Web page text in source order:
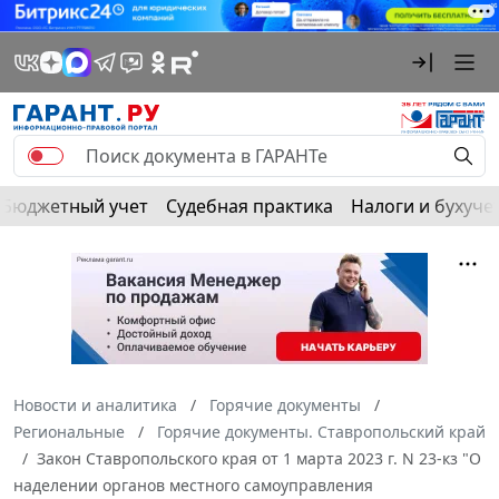
Бюджетный учет Судебная практика Налоги и
Новости и аналитика
Горячие документы
Региональные
Горячие документы. Ставропольский край
Закон Ставропольского края от 1 марта 2023 г. N 23-кз "О
наделении органов местного самоуправления